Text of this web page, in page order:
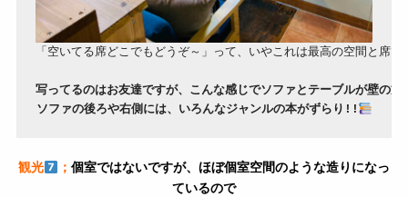
「空いてる席どこでもどうぞ～」って、いやこれは最高の空間と席で
写ってるのはお友達ですが、こんな感じでソファとテーブルが壁の方
ソファの後ろや右側には、いろんなジャンルの本がずらり!!
観光 ； 個室ではないですが、ほぼ個室空間のような造りになっ
ているので